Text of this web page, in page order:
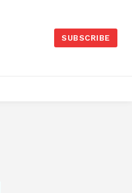
SUBSCRIBE